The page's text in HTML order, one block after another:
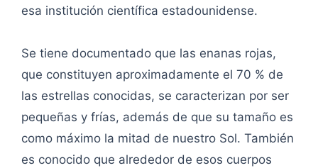
esa institución científica estadounidense.
Se tiene documentado que las enanas rojas,
que constituyen aproximadamente el 70 % de
las estrellas conocidas, se caracterizan por ser
pequeñas y frías, además de que su tamaño es
como máximo la mitad de nuestro Sol. También
es conocido que alrededor de esos cuerpos